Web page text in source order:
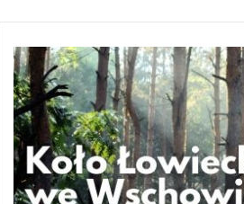
treści